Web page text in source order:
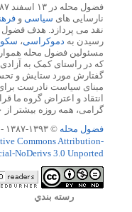
نارسایی های سیاسی و
نقد می پردازد. هدف
رسیدن به دموکراسی،
مسئولین فضول محله همواره
که در راستای کمک به
گفتارش مورد ستایش و
مبنای سیاست نادرست
انتقاد و اعتراض گروه ما
گرامی، همه روزه بیشتر از ۱۰،۰۰۰ نفر از این سایت دیدن می کنند.
فضول محله © ۱۳۹۳-۱۳۸۷ -
Commons Attribution-
NoDerivs 3.0 Unported
رسته بندي